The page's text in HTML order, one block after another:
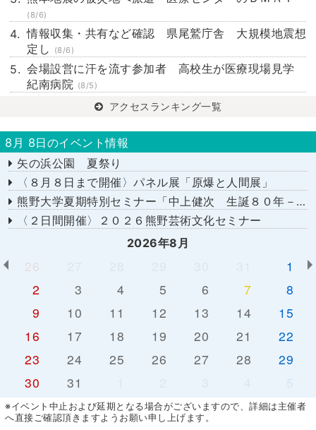
(8/6)
情報収集・共有など確認 県尾鷲庁舎 大規模地震想
定し
(8/6)
会場設営に汗を流す参加者 高校生が医療現場見学
紀南病院 (8/5)
アクセスランキング一覧
8月 8日のイベント情報
矢の浜公園 夏祭り
〈８月８日まで開催〉パネル展「原爆と人間展」
熊野大学夏期特別セミナー「中上健次 生誕８０年－時代へのまなざし－」
〈２日間開催〉２０２６熊野芸術文化セミナー
2026年8月
26
1
2
3 4 5 6 7
8
9
10 11 12 13 14
15
16
17 18 19 20 21
22
23
24 25 26 27 28
29
30
31 5
※イベント中止および延期となる場合がございますので、詳細は主催者
へ直接ご確認頂きますようお願い申し上げます。